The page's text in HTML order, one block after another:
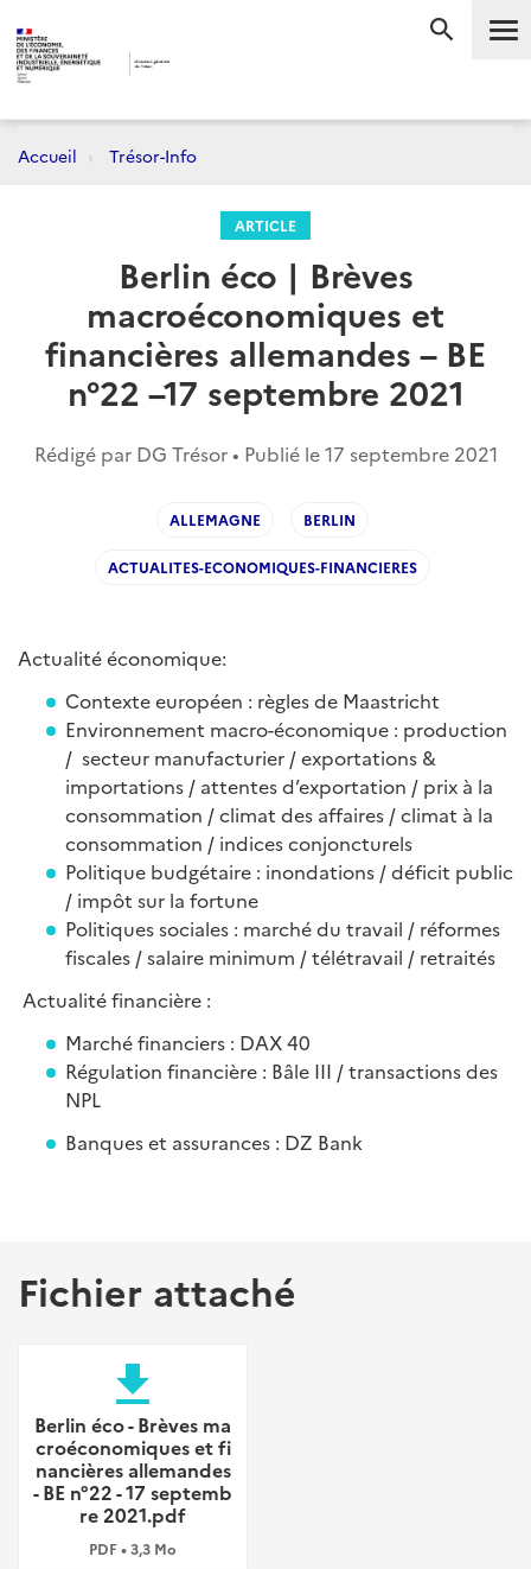
Accueil Trésor-Info
ARTICLE
Berlin éco | Brèves
macroéconomiques et
financières allemandes – BE
n°22 –17 septembre 2021
Rédigé par DG Trésor • Publié le17 septembre 2021
ALLEMAGNE BERLIN
ACTUALITES-ECONOMIQUES-FINANCIERES
Actualité économique:
Contexte européen : règles de Maastricht
Environnement macro-économique : production
/ secteur manufacturier / exportations &
importations / attentes d’exportation / prix à la
consommation / climat des affaires / climat à la
consommation / indices conjoncturels
Politique budgétaire : inondations / déficit public
/ impôt sur la fortune
Politiques sociales : marché du travail / réformes
fiscales / salaire minimum / télétravail / retraités
Actualité financière :
Marché financiers : DAX 40
Régulation financière : Bâle III / transactions des
NPL
Banques et assurances : DZ Bank
Fichier attaché
file_download
Berlin éco - Brèves ma
croéconomiques et fi
nancières allemandes
- BE n°22 - 17 septemb
re 2021.pdf
PDF • 3,3 Mo